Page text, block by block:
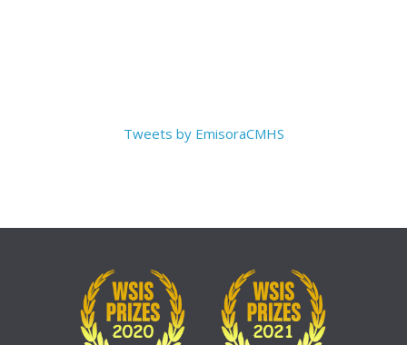
Tweets by EmisoraCMHS